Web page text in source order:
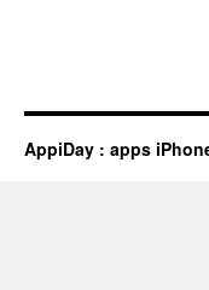
AppiDay : apps